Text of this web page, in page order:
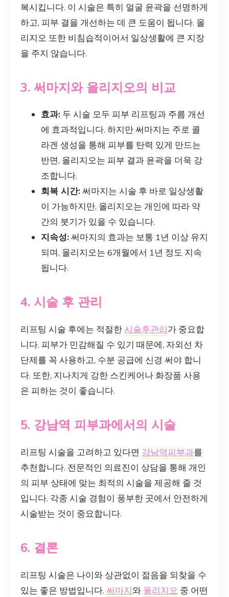
복시킵니다. 이 시술은 특히 얼굴 윤곽을 선명하게
하고, 피부 결을 개선하는 데 큰 도움이 됩니다. 올
리지오 또한 비침습적이어서 일상생활에 큰 지장
을 주지 않습니다.
3. 써마지와 올리지오의 비교
효과: 두 시술 모두 피부 리프팅과 주름 개선
에 효과적입니다. 하지만 써마지는 주로 콜
라겐 생성을 통해 피부를 탄력 있게 만드는
반면, 올리지오는 피부 결과 윤곽을 더욱 강
조합니다.
회복 시간: 써마지는 시술 후 바로 일상생활
이 가능하지만, 올리지오는 개인에 따라 약
간의 붓기가 있을 수 있습니다.
지속성: 써마지의 효과는 보통 1년 이상 유지
되며, 올리지오는 6개월에서 1년 정도 지속
됩니다.
4. 시술 후 관리
리프팅 시술 후에는 적절한 시술후관리가 중요합
니다. 피부가 민감해질 수 있기 때문에, 자외선 차
단제를 꼭 사용하고, 수분 공급에 신경 써야 합니
다. 또한, 지나치게 강한 스킨케어나 화장품 사용
은 피하는 것이 좋습니다.
5. 강남역 피부과에서의 시술
리프팅 시술을 고려하고 있다면 강남역피부과를
추천합니다. 전문적인 의료진이 상담을 통해 개인
의 피부 상태에 맞는 최적의 시술을 제공해 줄 것
입니다. 각종 시술 경험이 풍부한 곳에서 안전하게
시술받는 것이 중요합니다.
6. 결론
리프팅 시술은 나이와 상관없이 젊음을 되찾을 수
있는 좋은 방법입니다. 써마지와 올리지오 중 어떤